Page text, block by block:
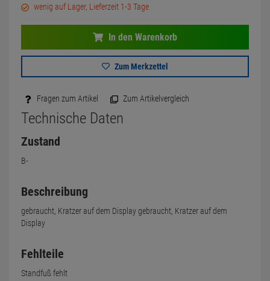
wenig auf Lager, Lieferzeit 1-3 Tage
In den Warenkorb
Zum Merkzettel
Fragen zum Artikel Zum Artikelvergleich
Technische Daten
Zustand
B-
Beschreibung
gebraucht, Kratzer auf dem Display gebraucht, Kratzer auf dem
Display
Fehlteile
Standfuß fehlt